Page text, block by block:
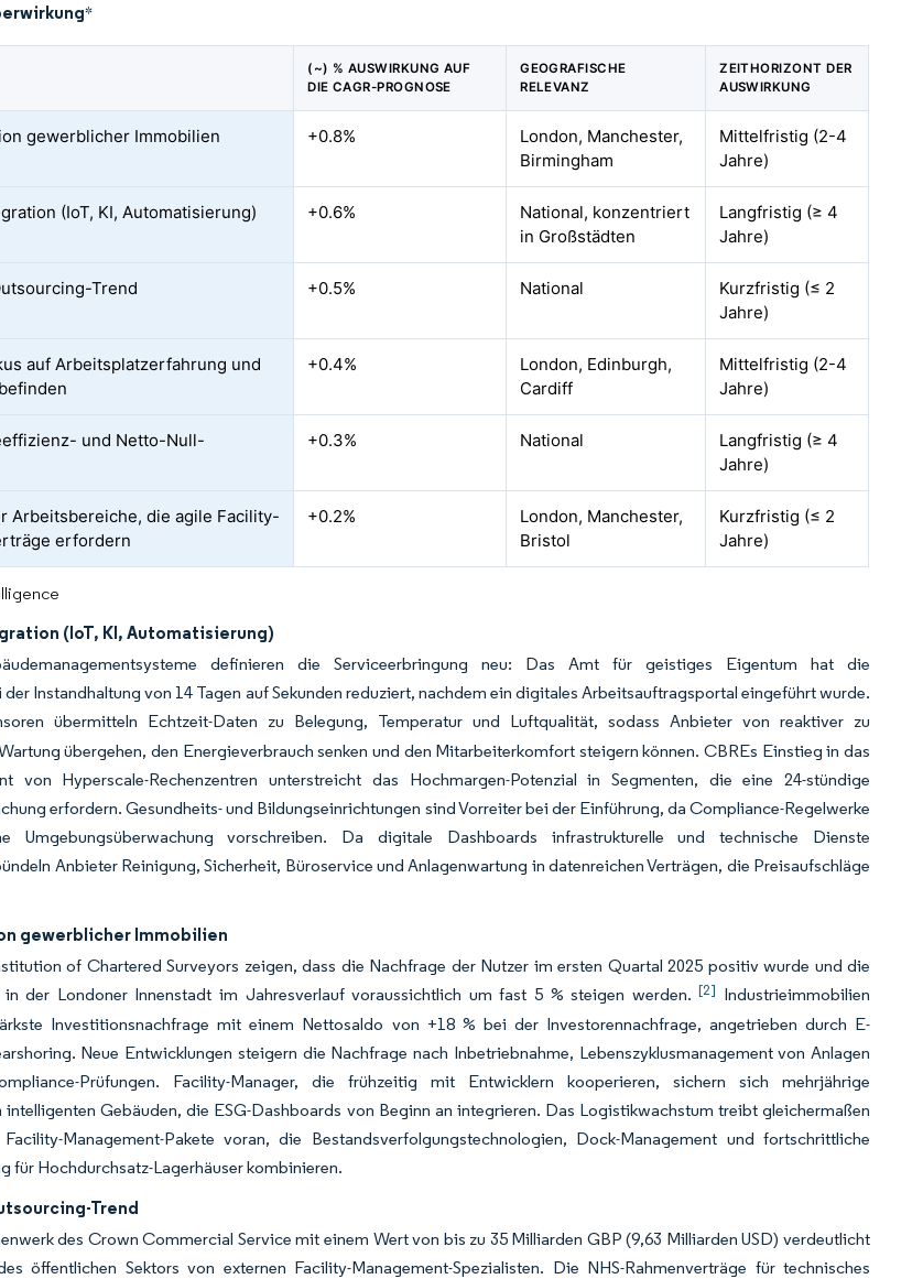
*
(~) % AUSWIRKUNG AUF
DIE CAGR-PROGNOSE
GEOGRAFISCHE
RELEVANZ
ZEITHORIZONT DER
AUSWIRKUNG
gewerblicher Immobilien +0.8%
London, Manchester,
Birmingham
Mittelfristig (2-4
Jahre)
(IoT, KI, Automatisierung) +0.6%
National, konzentriert
in Großstädten
Langfristig (≥ 4
Jahre)
Trend +0.5% National
Kurzfristig (≤ 2
Jahre)
auf Arbeitsplatzerfahrung und
+0.4%
London, Edinburgh,
Cardiff
Mittelfristig (2-4
Jahre)
und Netto-Null-
+0.3% National
Langfristig (≥ 4
Jahre)
Arbeitsbereiche, die agile Facility-
erfordern
+0.2%
London, Manchester,
Bristol
Kurzfristig (≤ 2
Jahre)
(IoT, KI, Automatisierung)
definieren die Serviceerbringung neu: Das Amt für geistiges Eigentum hat die
Instandhaltung von 14 Tagen auf Sekunden reduziert, nachdem ein digitales Arbeitsauftragsportal eingeführt wurde.
übermitteln Echtzeit-Daten zu Belegung, Temperatur und Luftqualität, sodass Anbieter von reaktiver zu
übergehen, den Energieverbrauch senken und den Mitarbeiterkomfort steigern können. CBREs Einstieg in das
von Hyperscale-Rechenzentren unterstreicht das Hochmargen-Potenzial in Segmenten, die eine 24-stündige
erfordern. Gesundheits- und Bildungseinrichtungen sind Vorreiter bei der Einführung, da Compliance-Regelwerke
Umgebungsüberwachung vorschreiben. Da digitale Dashboards infrastrukturelle und technische Dienste
Anbieter Reinigung, Sicherheit, Büroservice und Anlagenwartung in datenreichen Verträgen, die Preisaufschläge
gewerblicher Immobilien
of Chartered Surveyors zeigen, dass die Nachfrage der Nutzer im ersten Quartal 2025 positiv wurde und die
in der Londoner Innenstadt im Jahresverlauf voraussichtlich um fast 5 % steigen werden.[2] Industrieimmobilien
Investitionsnachfrage mit einem Nettosaldo von +18 % bei der Investorennachfrage, angetrieben durch E-
Neue Entwicklungen steigern die Nachfrage nach Inbetriebnahme, Lebenszyklusmanagement von Anlagen
Prüfungen. Facility-Manager, die frühzeitig mit Entwicklern kooperieren, sichern sich mehrjährige
intelligenten Gebäuden, die ESG-Dashboards von Beginn an integrieren. Das Logistikwachstum treibt gleichermaßen
Management-Pakete voran, die Bestandsverfolgungstechnologien, Dock-Management und fortschrittliche
für Hochdurchsatz-Lagerhäuser kombinieren.
Trend
des Crown Commercial Service mit einem Wert von bis zu 35 Milliarden GBP (9,63 Milliarden USD) verdeutlicht
öffentlichen Sektors von externen Facility-Management-Spezialisten. Die NHS-Rahmenverträge für technisches